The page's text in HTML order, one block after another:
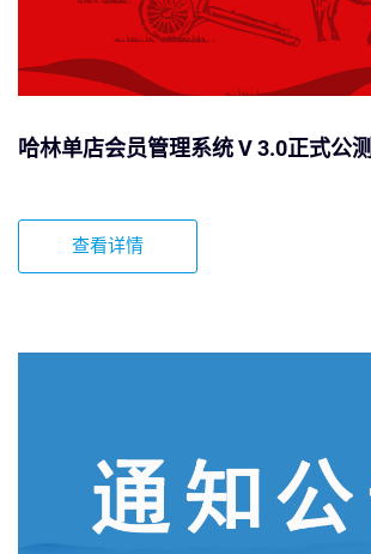
哈林单店会员管理系统 V 3.0正式公测
查看详情